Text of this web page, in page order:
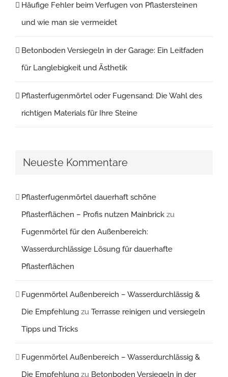
Häufige Fehler beim Verfugen von Pflastersteinen
und wie man sie vermeidet
Betonboden Versiegeln in der Garage: Ein Leitfaden
für Langlebigkeit und Ästhetik
Pflasterfugenmörtel oder Fugensand: Die Wahl des
richtigen Materials für Ihre Steine
Neueste Kommentare
Pflasterfugenmörtel dauerhaft schöne
Pflasterflächen – Profis nutzen Mainbrick zu
Fugenmörtel für den Außenbereich:
Wasserdurchlässige Lösung für dauerhafte
Pflasterflächen
Fugenmörtel Außenbereich – Wasserdurchlässig &
Die Empfehlung zu Terrasse reinigen und versiegeln
Tipps und Tricks
Fugenmörtel Außenbereich – Wasserdurchlässig &
Die Empfehlung zu Betonboden Versiegeln in der